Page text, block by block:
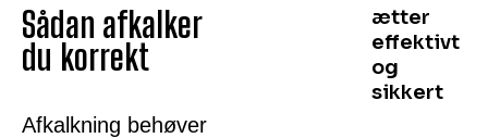
Sådan afkalker
du korrekt
Afkalkning behøver
ætter
effektivt
og
sikkert